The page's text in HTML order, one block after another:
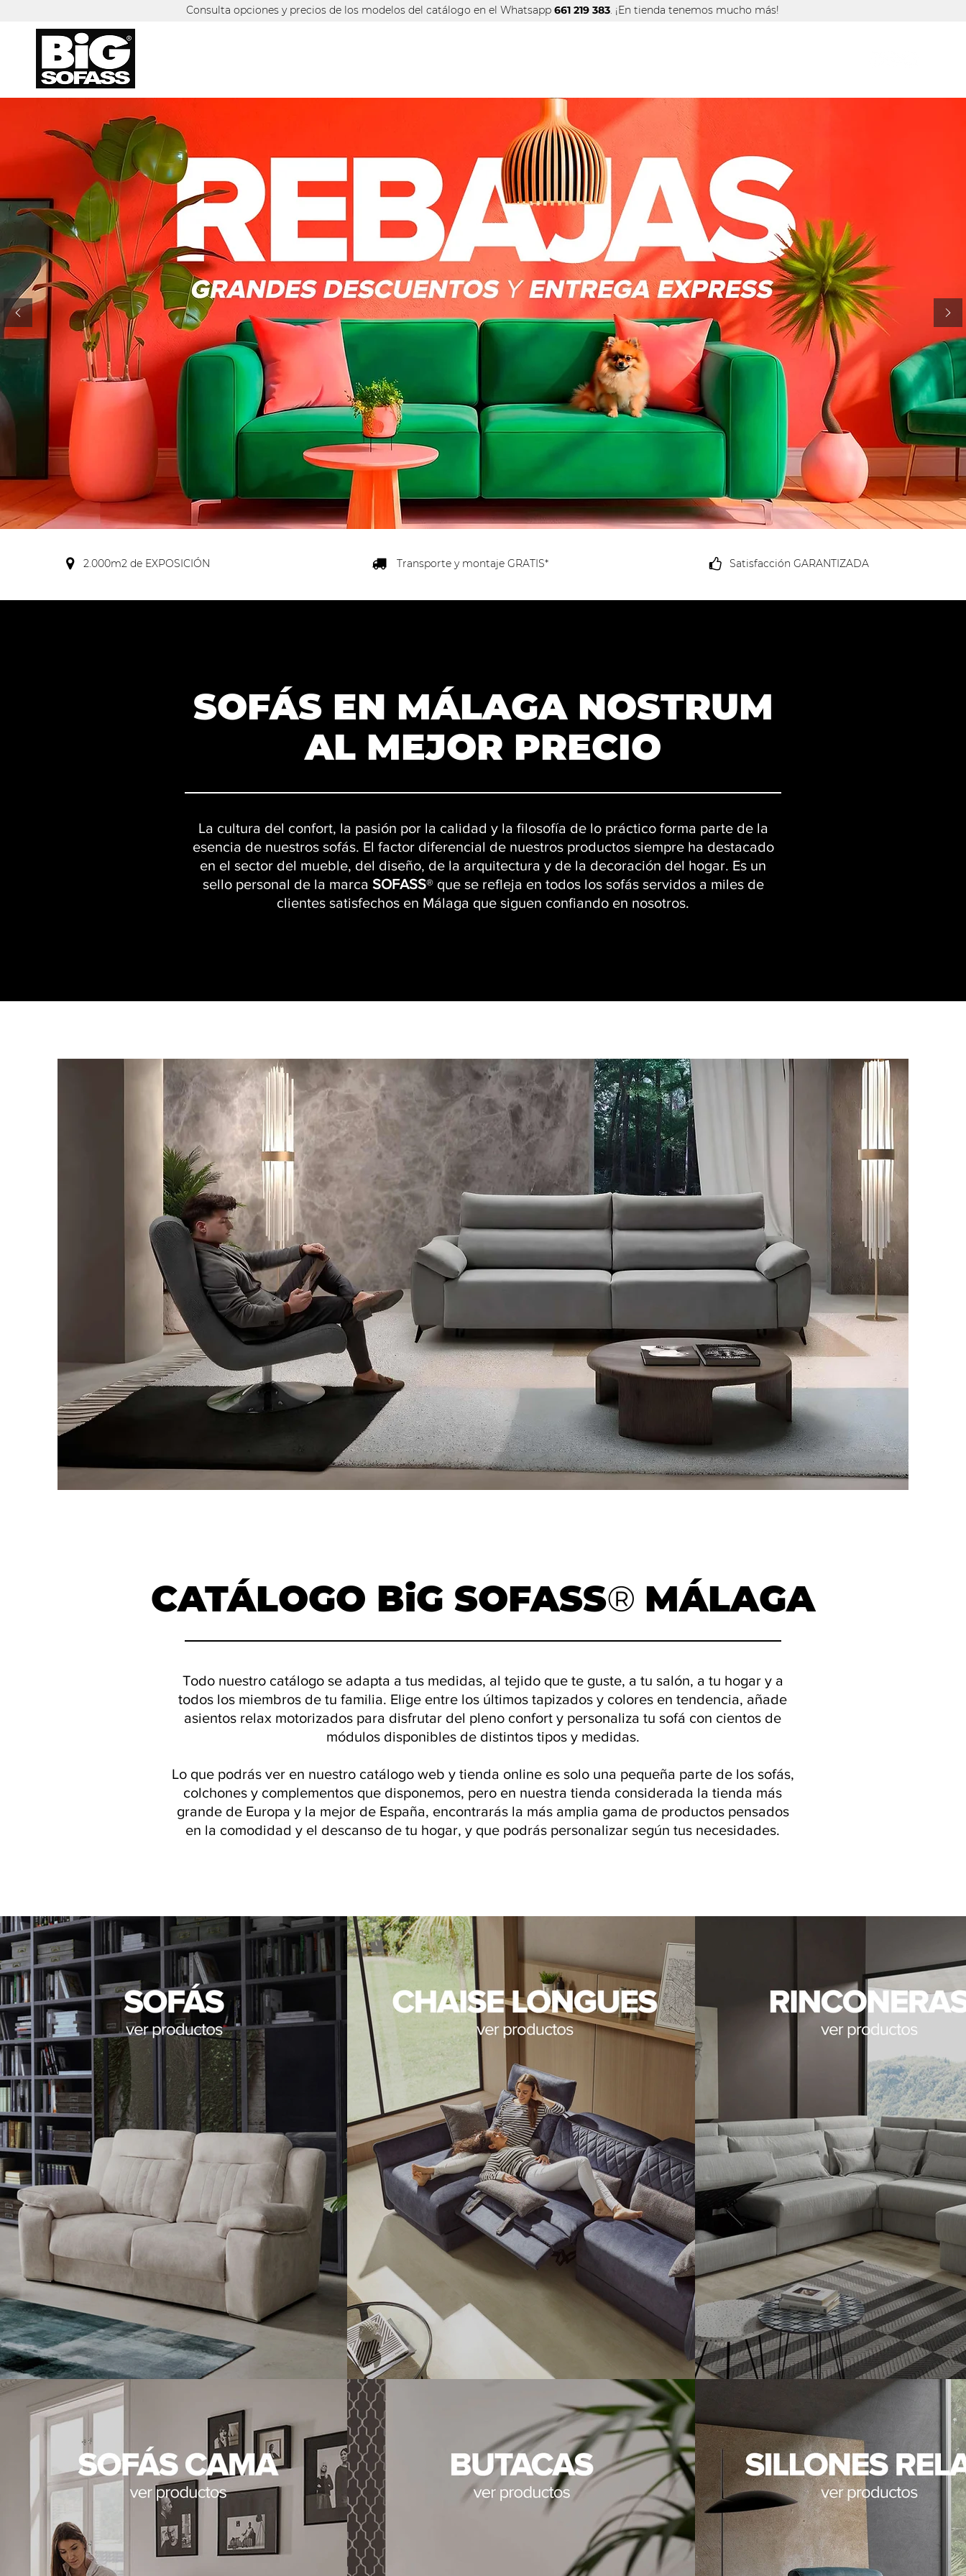
Consulta opciones y precios de los modelos del catálogo en el Whatsapp 661 219 383. ¡En tienda tenemos mucho más!
2.000m2 de EXPOSICIÓN Transporte y montaje GRATIS* Satisfacción GARANTIZADA
SOFÁS EN MÁLAGA NOSTRUM
AL MEJOR PRECIO
La cultura del confort, la pasión por la calidad y la filosofía de lo práctico forma parte de la
esencia de nuestros sofás. El factor diferencial de nuestros productos siempre ha destacado
en el sector del mueble, del diseño, de la arquitectura y de la decoración del hogar. Es un
sello personal de la marca SOFASS® que se refleja en todos los sofás servidos a miles de
clientes satisfechos en Málaga que siguen confiando en nosotros.
CATÁLOGO BiG SOFASS® MÁLAGA
Todo nuestro catálogo se adapta a tus medidas, al tejido que te guste, a tu salón, a tu hogar y a
todos los miembros de tu familia. Elige entre los últimos tapizados y colores en tendencia, añade
asientos relax motorizados para disfrutar del pleno confort y personaliza tu sofá con cientos de
módulos disponibles de distintos tipos y medidas.
Lo que podrás ver en nuestro catálogo web y tienda online es solo una pequeña parte de los sofás,
colchones y complementos que disponemos, pero en nuestra tienda considerada la tienda más
grande de Europa y la mejor de España, encontrarás la más amplia gama de productos pensados
en la comodidad y el descanso de tu hogar, y que podrás personalizar según tus necesidades.